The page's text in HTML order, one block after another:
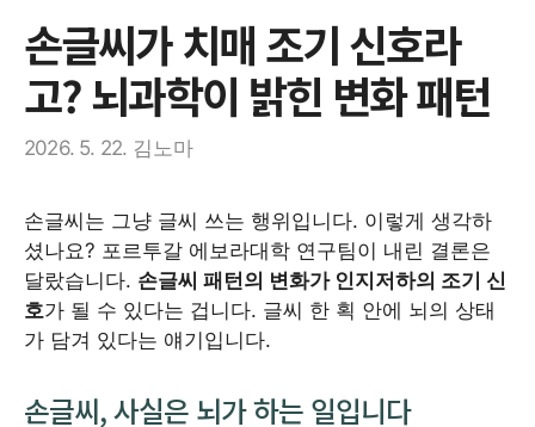
손글씨가 치매 조기 신호라
고? 뇌과학이 밝힌 변화 패턴
2026. 5. 22. 김노마
손글씨는 그냥 글씨 쓰는 행위입니다. 이렇게 생각하
셨나요? 포르투갈 에보라대학 연구팀이 내린 결론은
달랐습니다. 손글씨 패턴의 변화가 인지저하의 조기 신
호가 될 수 있다는 겁니다. 글씨 한 획 안에 뇌의 상태
가 담겨 있다는 얘기입니다.
손글씨, 사실은 뇌가 하는 일입니다